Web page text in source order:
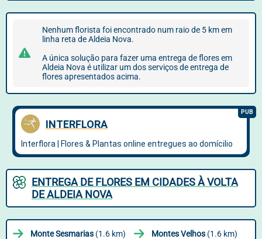
Nenhum florista foi encontrado num raio de 5 km em
linha reta de Aldeia Nova.
A única solução para fazer uma entrega de flores em
Aldeia Nova é utilizar um dos serviços de entrega de
flores apresentados acima.
ENTREGA DE FLORES EM CIDADES À VOLTA
DE ALDEIA NOVA
Monte Sesmarias (1.6 km) Montes Velhos (1.6 km)